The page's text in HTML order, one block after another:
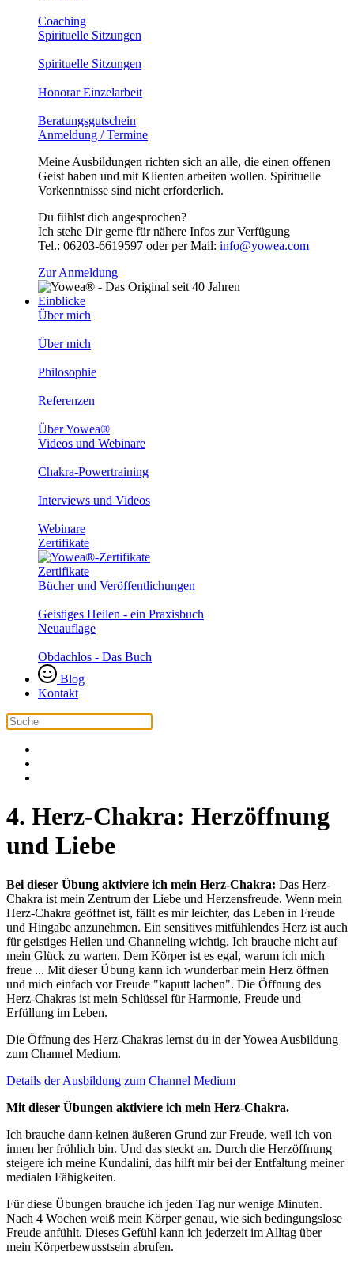
Coaching
Spirituelle Sitzungen
Spirituelle Sitzungen
Honorar Einzelarbeit
Beratungsgutschein
Anmeldung / Termine
Meine Ausbildungen richten sich an alle, die einen offenen
Geist haben und mit Klienten arbeiten wollen. Spirituelle
Vorkenntnisse sind nicht erforderlich.
Du fühlst dich angesprochen?
Ich stehe Dir gerne für nähere Infos zur Verfügung
Tel.: 06203-6619597 oder per Mail: info@yowea.com
Zur Anmeldung
Einblicke
Über mich
Über mich
Philosophie
Referenzen
Über Yowea®
Videos und Webinare
Chakra-Powertraining
Interviews und Videos
Webinare
Zertifikate
Zertifikate
Bücher und Veröffentlichungen
Geistiges Heilen - ein Praxisbuch
Neuauflage
Obdachlos - Das Buch
Blog
Kontakt
4. Herz-Chakra: Herzöffnung
und Liebe
Bei dieser Übung aktiviere ich mein Herz-Chakra: Das Herz-
Chakra ist mein Zentrum der Liebe und Herzensfreude. Wenn mein
Herz-Chakra geöffnet ist, fällt es mir leichter, das Leben in Freude
und Hingabe anzunehmen. Ein sensitives mitfühlendes Herz ist auch
für geistiges Heilen und Channeling wichtig. Ich brauche nicht auf
mein Glück zu warten. Dem Körper ist es egal, warum ich mich
freue ... Mit dieser Übung kann ich wunderbar mein Herz öffnen
und mich einfach vor Freude "kaputt lachen". Die Öffnung des
Herz-Chakras ist mein Schlüssel für Harmonie, Freude und
Erfüllung im Leben.
Die Öffnung des Herz-Chakras lernst du in der Yowea Ausbildung
zum Channel Medium.
Details der Ausbildung zum Channel Medium
Mit dieser Übungen aktiviere ich mein Herz-Chakra.
Ich brauche dann keinen äußeren Grund zur Freude, weil ich von
innen her fröhlich bin. Und das steckt an. Durch die Herzöffnung
steigere ich meine Kundalini, das hilft mir bei der Entfaltung meiner
medialen Fähigkeiten.
Für diese Übungen brauche ich jeden Tag nur wenige Minuten.
Nach 4 Wochen weiß mein Körper genau, wie sich bedingungslose
Freude anfühlt. Dieses Gefühl kann ich jederzeit im Alltag über
mein Körperbewusstsein abrufen.